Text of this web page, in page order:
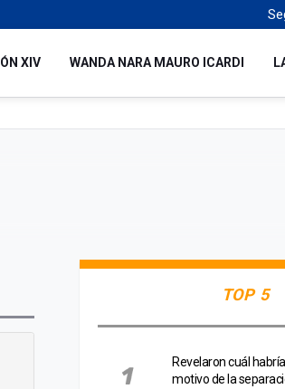
XIV WANDA NARA MAURO ICARDI
como cualquiera”
TOP 5
Revelaron cuál
motivo de la